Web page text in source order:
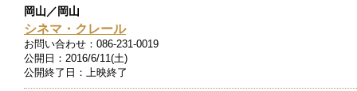
岡山／岡山
シネマ・クレール
お問い合わせ： 086-231-0019
公開日： 2016/6/11(土)
公開終了日： 上映終了